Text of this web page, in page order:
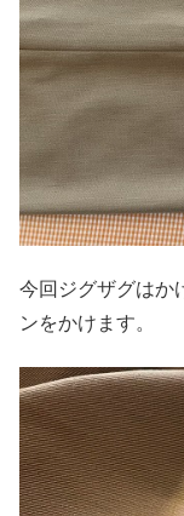
今回ジグザグはか
ンをかけます。